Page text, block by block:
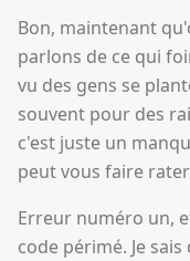
Bon, maintenant
parlons de ce qui
vu des gens se
souvent pour des
c'est juste un
peut vous faire
Erreur numéro un,
code périmé. Je